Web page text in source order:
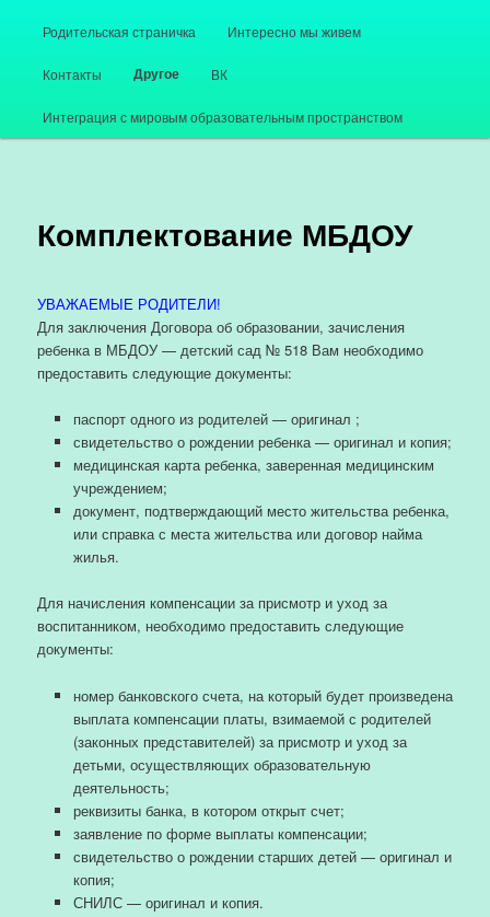
Родительская страничка Интересно мы живем
Контакты Другое ВК
Интеграция с мировым образовательным пространством
Комплектование МБДОУ
УВАЖАЕМЫЕ РОДИТЕЛИ!
Для заключения Договора об образовании, зачисления
ребенка в МБДОУ — детский сад № 518 Вам необходимо
предоставить следующие документы:
паспорт одного из родителей — оригинал ;
свидетельство о рождении ребенка — оригинал и копия;
медицинская карта ребенка, заверенная медицинским
учреждением;
документ, подтверждающий место жительства ребенка,
или справка с места жительства или договор найма
жилья.
Для начисления компенсации за присмотр и уход за
воспитанником, необходимо предоставить следующие
документы:
номер банковского счета, на который будет произведена
выплата компенсации платы, взимаемой с родителей
(законных представителей) за присмотр и уход за
детьми, осуществляющих образовательную
деятельность;
реквизиты банка, в котором открыт счет;
заявление по форме выплаты компенсации;
свидетельство о рождении старших детей — оригинал и
копия;
СНИЛС — оригинал и копия.